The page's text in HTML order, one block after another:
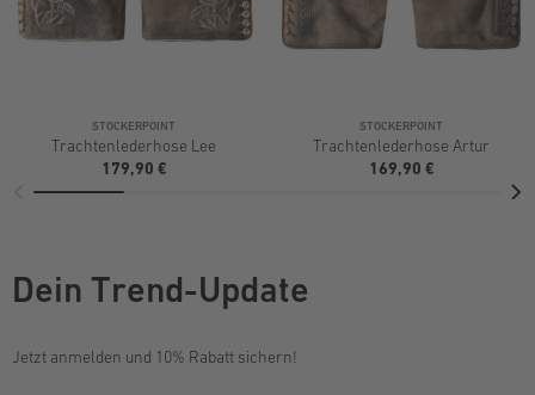
STOCKERPOINT
Trachtenlederhose Lee
179,90 €
STOCKERPOINT
Trachtenlederhose Artur
169,90 €
Dein Trend-Update
Jetzt anmelden und 10% Rabatt sichern!